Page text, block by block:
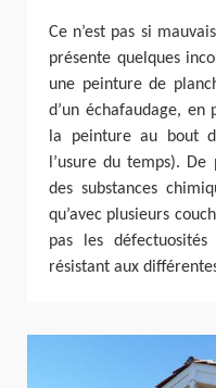
Ce n’est pas si
présente quelques
une peinture de
d’un échafaudage,
la peinture au bout
l’usure du temps).
des substances
qu’avec plusieurs
pas les
résistant aux